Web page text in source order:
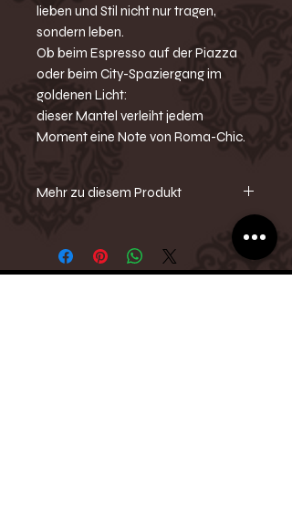
lieben und Stil nicht nur tragen,
sondern leben.
Ob beim Espresso auf der Piazza
oder beim City-Spaziergang im
goldenen Licht:
dieser Mantel verleiht jedem
Moment eine Note von Roma-Chic.
Mehr zu diesem Produkt
-Langarm
-Reverskragen